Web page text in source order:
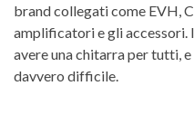
brand collegati come EVH,
amplificatori e gli accessori.
avere una chitarra per tutti,
davvero difficile.